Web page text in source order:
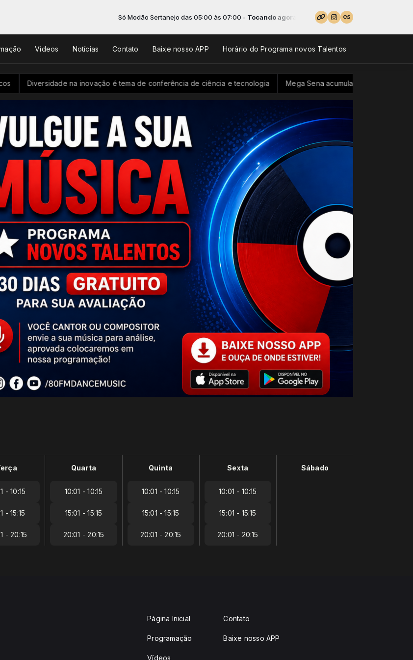
Só Modão Sertanejo das 05:00 às 07:00 -Tocando agora: Só modão - Parte 2
Vídeos Notícias Contato Baixe nosso APP Horário do Programa novos Talentos
na inovação é tema de conferência de ciência e tecnologia Mega Sena acumula e pode pagar R$ 100
- 10:15
- 15:15
- 20:15
Quarta
10:01 - 10:15
15:01 - 15:15
20:01 - 20:15
Quinta
10:01 - 10:15
15:01 - 15:15
20:01 - 20:15
Sexta
10:01 - 10:15
15:01 - 15:15
20:01 - 20:15
Sábado
Página Inicial
Programação
Vídeos
Contato
Baixe nosso APP